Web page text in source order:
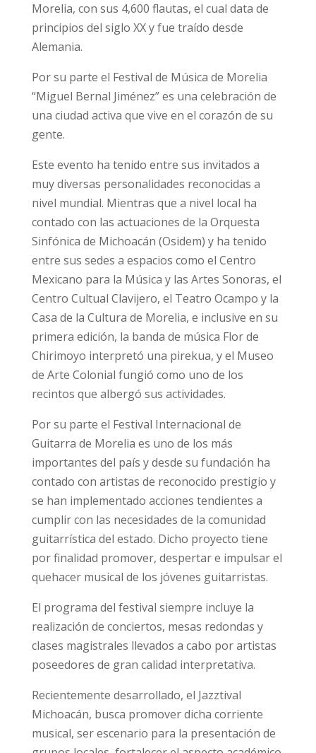
Morelia, con sus 4,600 flautas, el cual data de
principios del siglo XX y fue traído desde
Alemania.
Por su parte el Festival de Música de Morelia
“Miguel Bernal Jiménez” es una celebración de
una ciudad activa que vive en el corazón de su
gente.
Este evento ha tenido entre sus invitados a
muy diversas personalidades reconocidas a
nivel mundial. Mientras que a nivel local ha
contado con las actuaciones de la Orquesta
Sinfónica de Michoacán (Osidem) y ha tenido
entre sus sedes a espacios como el Centro
Mexicano para la Música y las Artes Sonoras, el
Centro Cultual Clavijero, el Teatro Ocampo y la
Casa de la Cultura de Morelia, e inclusive en su
primera edición, la banda de música Flor de
Chirimoyo interpretó una pirekua, y el Museo
de Arte Colonial fungió como uno de los
recintos que albergó sus actividades.
Por su parte el Festival Internacional de
Guitarra de Morelia es uno de los más
importantes del país y desde su fundación ha
contado con artistas de reconocido prestigio y
se han implementado acciones tendientes a
cumplir con las necesidades de la comunidad
guitarrística del estado. Dicho proyecto tiene
por finalidad promover, despertar e impulsar el
quehacer musical de los jóvenes guitarristas.
El programa del festival siempre incluye la
realización de conciertos, mesas redondas y
clases magistrales llevados a cabo por artistas
poseedores de gran calidad interpretativa.
Recientemente desarrollado, el Jazztival
Michoacán, busca promover dicha corriente
musical, ser escenario para la presentación de